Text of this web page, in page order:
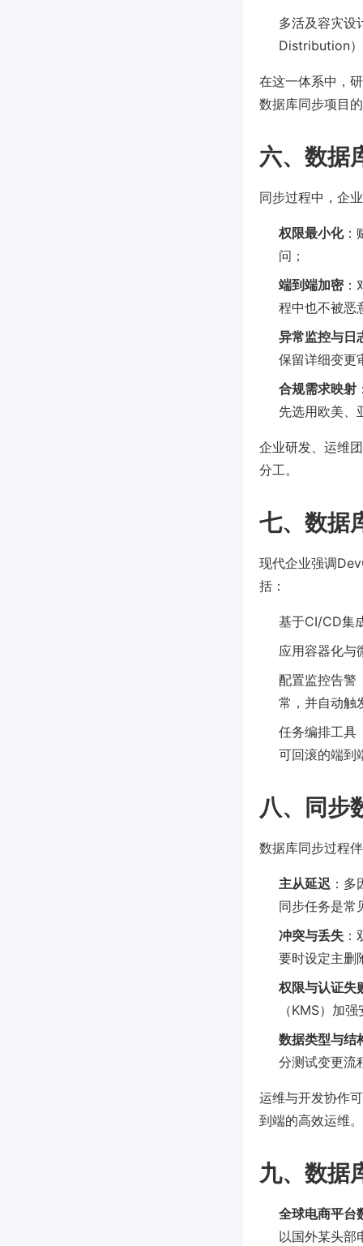
多活及容灾
Distribution
在这一体系中，
数据库同步项目
六、数据
同步过程中，企
权限最小化：
问；
端到端加密：
程中也不被恶
异常监控与日
保留详细变更
合规需求映射
先选用欧美、
企业研发、运维
分工。
七、数据
现代企业强调
括：
基于CI/CD集
应用容器化与
配置监控告警
常，并自动触
任务编排工具
可回滚的端到
八、同步
数据库同步过程
主从延迟 ：
同步任务是常
冲突与丢失
要时设定主删
权限与认证失
（KMS）加
数据类型与结
分测试变更流
运维与开发协作
到端的高效运维。
九、数据
全球电商平台
以国外某头部